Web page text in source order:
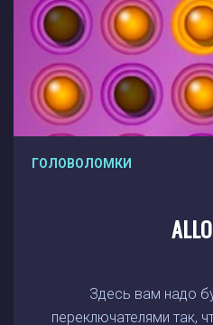
ГОЛОВОЛОМКИ
Здесь вам надо
переключателями так,